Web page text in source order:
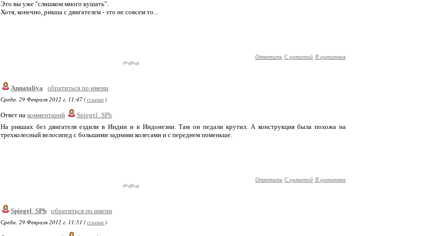
Это вы уже "слишком много кушать".
Хотя, конечно, рикша с двигателем - это не совсем то...
Ответить С цитатой В цитатник
Annataliya
обратиться по имени
Среда, 29 Февраля 2012 г. 11:47 (ссылка )
Ответ на комментарий
Spiegel_SPb
На рикшах без двигателя ездили в Индии и в Индонезии. Там он педали крутил. А конструкция была похожа на
трехколесный велосипед с большими задними колесами и с переднем поменьше.
Ответить С цитатой В цитатник
Spiegel_SPb обратиться по имени
Среда, 29 Февраля 2012 г. 11:51 (ссылка )